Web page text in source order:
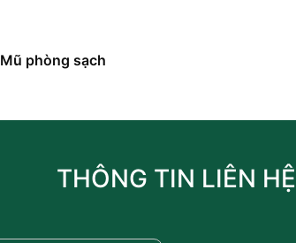
Mũ phòng sạch
THÔNG TIN LIÊN HỆ